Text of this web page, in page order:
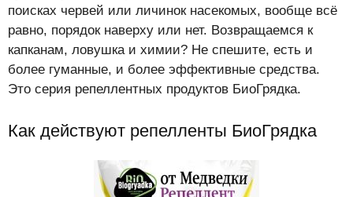
поисках червей или личинок насекомых, вообще всё
равно, порядок наверху или нет. Возвращаемся к
капканам, ловушка и химии? Не спешите, есть и
более гуманные, и более эффективные средства.
Это серия репеллентных продуктов БиоГрядка.
Как действуют репелленты БиоГрядка